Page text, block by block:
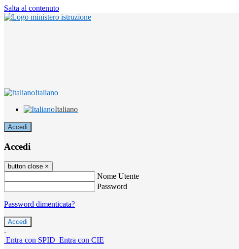
Salta al contenuto
Italiano
Italiano
Accedi
Accedi
button close ×
Nome Utente
Password
Password dimenticata?
-
Entra con SPID Entra con CIE